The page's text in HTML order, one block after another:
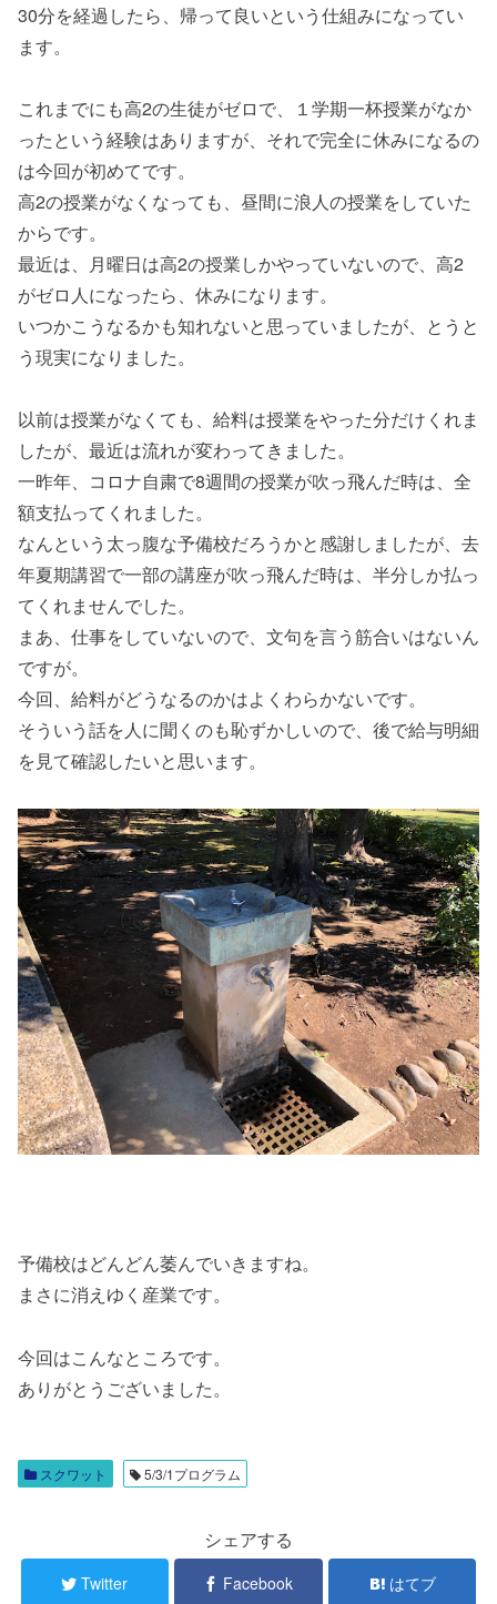
30分を経過したら、帰って良いという仕組みになってい
ます。
これまでにも高2の生徒がゼロで、１学期一杯授業がなか
ったという経験はありますが、それで完全に休みになるの
は今回が初めてです。
高2の授業がなくなっても、昼間に浪人の授業をしていた
からです。
最近は、月曜日は高2の授業しかやっていないので、高2
がゼロ人になったら、休みになります。
いつかこうなるかも知れないと思っていましたが、とうと
う現実になりました。
以前は授業がなくても、給料は授業をやった分だけくれま
したが、最近は流れが変わってきました。
一昨年、コロナ自粛で8週間の授業が吹っ飛んだ時は、全
額支払ってくれました。
なんという太っ腹な予備校だろうかと感謝しましたが、去
年夏期講習で一部の講座が吹っ飛んだ時は、半分しか払っ
てくれませんでした。
まあ、仕事をしていないので、文句を言う筋合いはないん
ですが。
今回、給料がどうなるのかはよくわらかないです。
そういう話を人に聞くのも恥ずかしいので、後で給与明細
を見て確認したいと思います。
予備校はどんどん萎んでいきますね。
まさに消えゆく産業です。
今回はこんなところです。
ありがとうございました。
スクワット 5/3/1プログラム
シェアする
Twitter Facebook はてブ